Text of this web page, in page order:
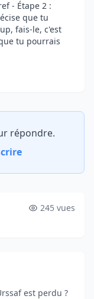
- Étape 2 :
que tu
fais-le, c'est
tu pourrais
répondre.
245 vues
est perdu ?